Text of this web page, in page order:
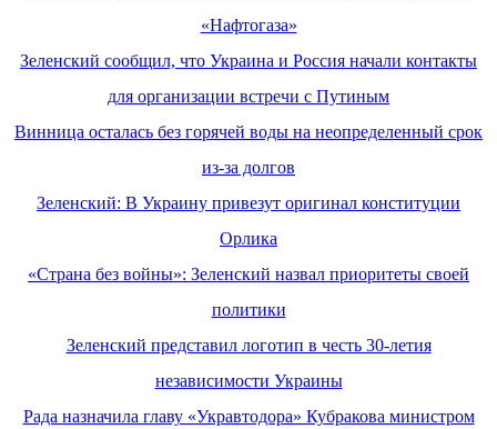
«Нафтогаза»
Зеленский сообщил, что Украина и Россия начали контакты
для организации встречи с Путиным
Винница осталась без горячей воды на неопределенный срок
из-за долгов
Зеленский: В Украину привезут оригинал конституции
Орлика
«Страна без войны»: Зеленский назвал приоритеты своей
политики
Зеленский представил логотип в честь 30-летия
независимости Украины
Рада назначила главу «Укравтодора» Кубракова министром